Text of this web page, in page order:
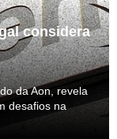
considera
da Aon, revela
desafios na